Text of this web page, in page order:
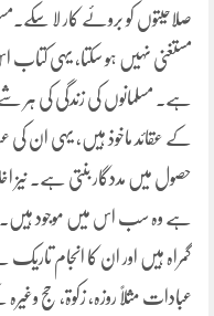
صلاحیتوں کو بروئے کار لا
مستغنی نہیں ہو سکتا، یہی کتاب
ہے۔ مسلمانوں کی زندگی کی
کے عقائد ماخوذ ہیں، یہی ان
حصول میں مددگار بنتی ہے۔ نیز
ہے وہ سب اس میں موجود ہیں۔
گمراہ ہیں اور ان کا انجام
عبادات مثلاً روزہ، زکوۃ، حج